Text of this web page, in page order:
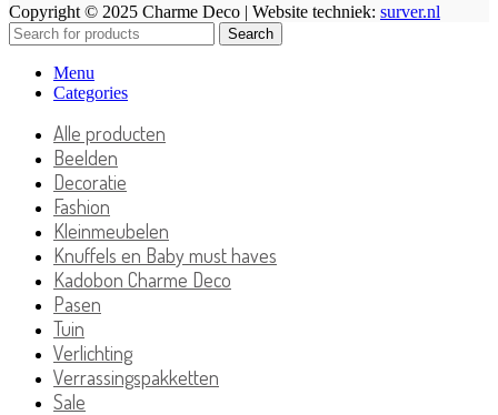
Copyright © 2025 Charme Deco | Website techniek: surver.nl
Search
Menu
Categories
Alle producten
Beelden
Decoratie
Fashion
Kleinmeubelen
Knuffels en Baby must haves
Kadobon Charme Deco
Pasen
Tuin
Verlichting
Verrassingspakketten
Sale